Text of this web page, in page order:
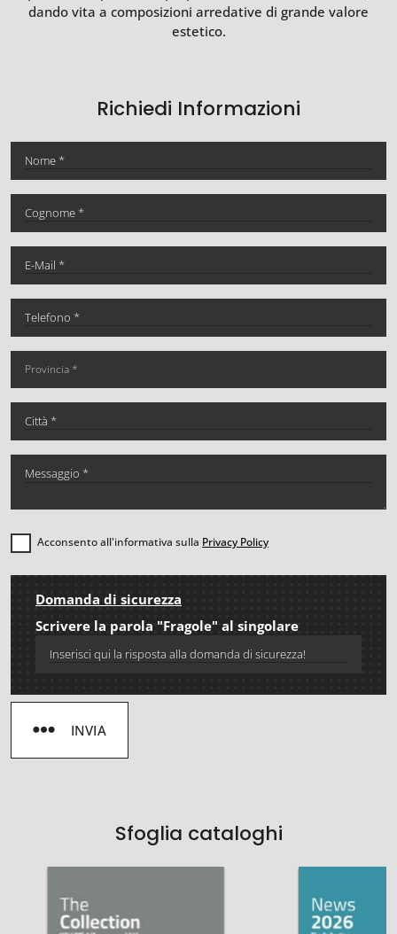
dando vita a composizioni arredative di grande valore
estetico.
Sfoglia cataloghi
Richiedi Informazioni
Acconsento all'informativa sulla Privacy Policy
Domanda di sicurezza
Scrivere la parola "Fragole" al singolare
INVIA